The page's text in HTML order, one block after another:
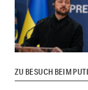
ZU BESUCH BEIM